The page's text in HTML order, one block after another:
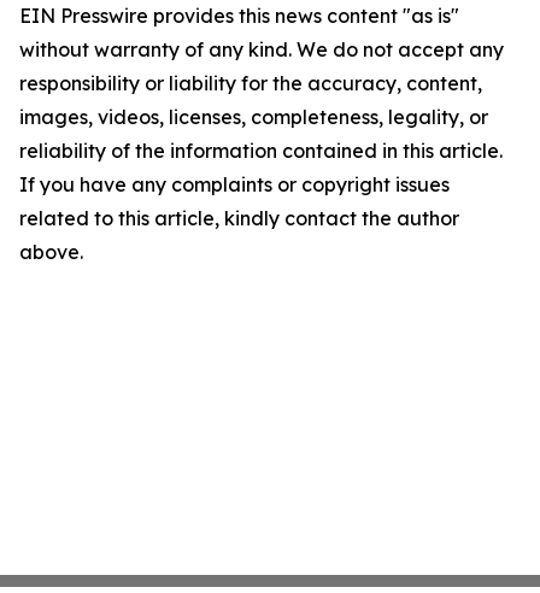
EIN Presswire provides this news content "as is"
without warranty of any kind. We do not accept any
responsibility or liability for the accuracy, content,
images, videos, licenses, completeness, legality, or
reliability of the information contained in this article.
If you have any complaints or copyright issues
related to this article, kindly contact the author
above.